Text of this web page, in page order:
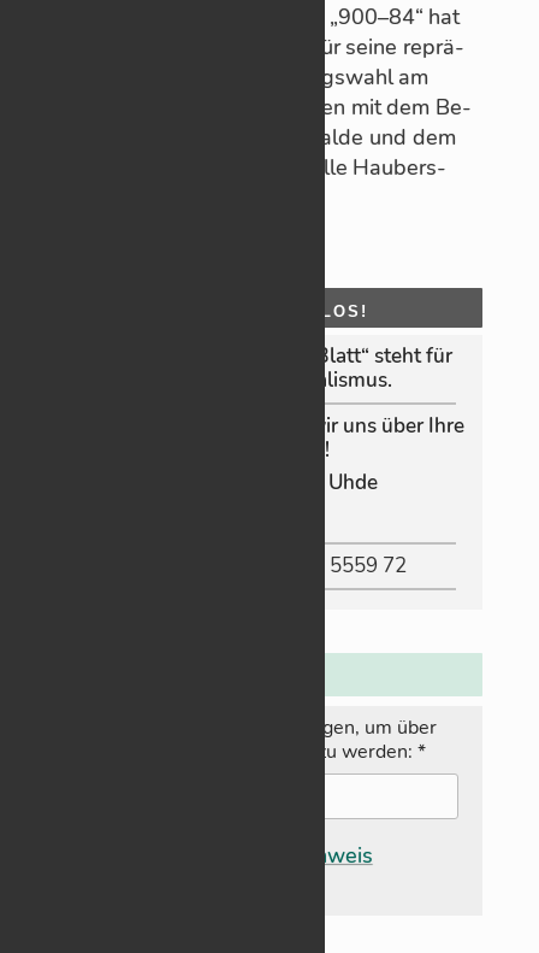
Den hie­si­gen Brief­wahl­be­zirk „900–84“ hat
das Sta­tis­ti­sche Lan­des­amt für seine re­prä­
sen­ta­tive Sta­tis­tik zur Land­tags­wahl am
8. März aus­ge­wählt, zu­sam­men mit dem Be­
zirk 1 im Schul­zen­trum Grau­halde und dem
Be­zirk 1 in der Laus­wie­sen­halle Hau­bers­
HNE MOOS NIX LOS!
Das „Schorn­dor­fer On­­line‑Blatt“ steht für
un­ab­hän­gi­gen Jour­na­lis­mus.
Da­mit das so bleibt, freuen wir uns über Ihre
Un­ter­stüt­zung!
Konto-In­­­ha­­­be­rin: G. Uhde
DE83 6005 0101 8836 5559 72
Hier E‑­Mail-Adresse ein­tra­gen, um über
neue Bei­träge in­for­miert zu wer­den: *
Da­ten­schutz­hin­weis